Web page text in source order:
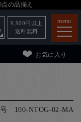
の品揃え
menu
お気に入り
9,900 円以上
送料無料
100-NTOG-02-MA